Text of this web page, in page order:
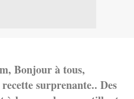
Bonjour à tous,
surprenante.. Des